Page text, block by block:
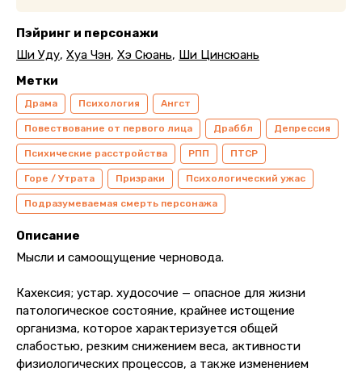
Пэйринг и персонажи
Ши Уду, Хуа Чэн, Хэ Сюань, Ши Цинсюань
Метки
Драма Психология Ангст
Повествование от первого лица Драббл Депрессия
Психические расстройства РПП ПТСР
Горе / Утрата Призраки Психологический ужас
Подразумеваемая смерть персонажа
Описание
Мысли и самоощущение черновода.
Кахексия; устар. худосочие — опасное для жизни
патологическое состояние, крайнее истощение
организма, которое характеризуется общей
слабостью, резким снижением веса, активности
физиологических процессов, а также изменением